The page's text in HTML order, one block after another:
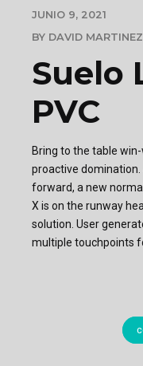
JUNIO 9, 2021
BY DAVID MARTINEZ
Suelo
PVC
Bring to the table
proactive
forward, a new
X is on the runway
solution. User
multiple touchpoints